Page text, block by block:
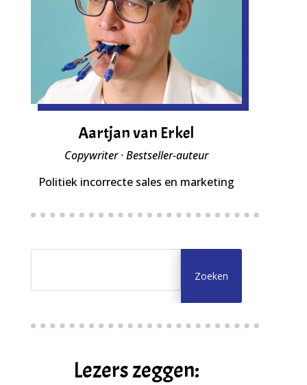
Aartjan van Erkel
Copywriter · Bestseller-auteur
Politiek incorrecte sales en marketing
Lezers zeggen: